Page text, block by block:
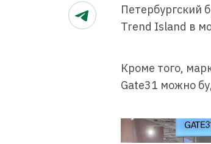
Петербургский
Trend Island в
Кроме того,
Gate31 можно